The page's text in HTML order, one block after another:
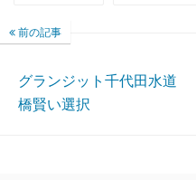
前の記事
グランジット千代田水道
橋賢い選択